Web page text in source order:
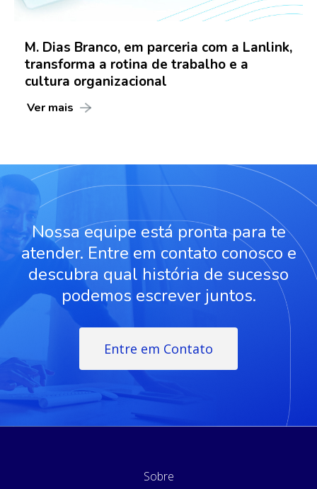
M. Dias Branco, em parceria com a Lanlink,
transforma a rotina de trabalho e a
cultura organizacional
Ver mais
Nossa equipe está pronta para te
atender. Entre em contato conosco e
descubra qual história de sucesso
podemos escrever juntos.
Entre em Contato
Sobre